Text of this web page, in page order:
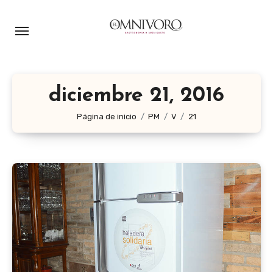
diciembre 21, 2016
Página de inicio PM V 21